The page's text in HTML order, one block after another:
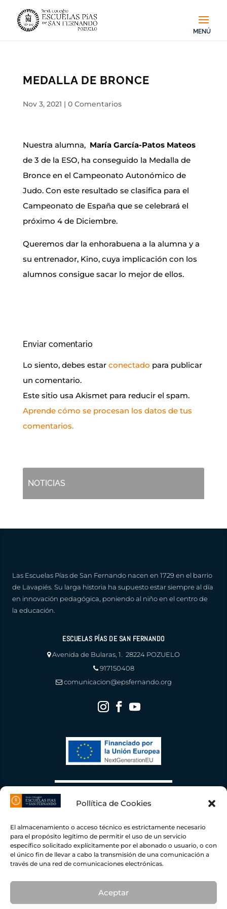
Pollítica de Cookies
El almacenamiento o acceso técnico es estrictamente necesario
para el propósito legítimo de permitir el uso de un servicio
específico solicitado explícitamente por el abonado o usuario, o con
el único fin de llevar a cabo la transmisión de una comunicación a
través de una red de comunicaciones electrónicas.
Aceptar
MEDALLA DE BRONCE
Nov 3, 2021 | 0 Comentarios
Nuestra alumna, María García-Patos Mateos
de 3 de la ESO, ha conseguido la Medalla de
Bronce en el Campeonato Autonómico de
Judo. Con este resultado se clasifica para el
Campeonato de España que se celebrará el
próximo 4 de Diciembre.
Queremos dar la enhorabuena a la alumna y a
su entrenador, Kino, cuya implicación con los
alumnos consigue sacar lo mejor de ellos.
Enviar comentario
Lo siento, debes estar conectado para publicar
un comentario.
Este sitio usa Akismet para reducir el spam.
Aprende cómo se procesan los datos de tus
comentarios.
NOTICIAS
Las Escuelas Pías de San Fernando nacen en 1729 en el barrio
de Lavapiés. Su larga historia ha supuesto estar siempre al día
en innovación pedagógica, poniendo al niño en el centro de
la educación.
ESCUELAS PÍAS DE SAN FERNANDO
Avenida de Bularas, 1. 28224 POZUELO
917150408
comunicacion@epsfernando.org
Escuelas Pías de San Fernando ha recibido una ayuda de la Unión Europea con cargo al
excedente109,45KWP con una inversión total de78.919,00 €y una ayuda concedida por
almacenamiento, con fuentes de energía renovable, así como la implantación de sistemas